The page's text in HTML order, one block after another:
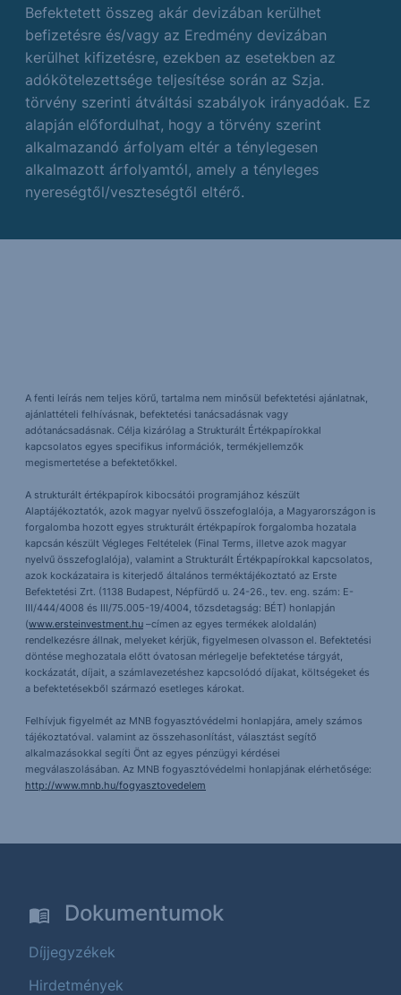
Befektetett összeg akár devizában kerülhet
befizetésre és/vagy az Eredmény devizában
kerülhet kifizetésre, ezekben az esetekben az
adókötelezettsége teljesítése során az Szja.
törvény szerinti átváltási szabályok irányadóak. Ez
alapján előfordulhat, hogy a törvény szerint
alkalmazandó árfolyam eltér a ténylegesen
alkalmazott árfolyamtól, amely a tényleges
nyereségtől/veszteségtől eltérő.
A fenti leírás nem teljes körű, tartalma nem minősül befektetési ajánlatnak,
ajánlattételi felhívásnak, befektetési tanácsadásnak vagy
adótanácsadásnak. Célja kizárólag a Strukturált Értékpapírokkal
kapcsolatos egyes specifikus információk, termékjellemzők
megismertetése a befektetőkkel.
A strukturált értékpapírok kibocsátói programjához készült
Alaptájékoztatók, azok magyar nyelvű összefoglalója, a Magyarországon is
forgalomba hozott egyes strukturált értékpapírok forgalomba hozatala
kapcsán készült Végleges Feltételek (Final Terms, illetve azok magyar
nyelvű összefoglalója), valamint a Strukturált Értékpapírokkal kapcsolatos,
azok kockázataira is kiterjedő általános terméktájékoztató az Erste
Befektetési Zrt. (1138 Budapest, Népfürdő u. 24-26., tev. eng. szám: E-
III/444/4008 és III/75.005-19/4004, tőzsdetagság: BÉT) honlapján
(www.ersteinvestment.hu –címen az egyes termékek aloldalán)
rendelkezésre állnak, melyeket kérjük, figyelmesen olvasson el. Befektetési
döntése meghozatala előtt óvatosan mérlegelje befektetése tárgyát,
kockázatát, díjait, a számlavezetéshez kapcsolódó díjakat, költségeket és
a befektetésekből származó esetleges károkat.
Felhívjuk figyelmét az MNB fogyasztóvédelmi honlapjára, amely számos
tájékoztatóval. valamint az összehasonlítást, választást segítő
alkalmazásokkal segíti Önt az egyes pénzügyi kérdései
megválaszolásában. Az MNB fogyasztóvédelmi honlapjának elérhetősége:
http://www.mnb.hu/fogyasztovedelem
Dokumentumok
Díjjegyzékek
Hirdetmények